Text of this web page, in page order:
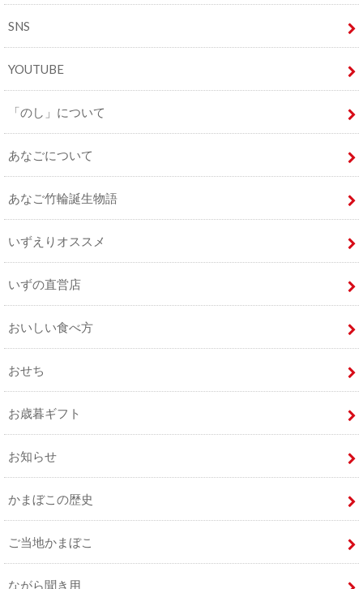
SNS
YOUTUBE
「のし」について
あなごについて
あなご竹輪誕生物語
いずえりオススメ
いずの直営店
おいしい食べ方
おせち
お歳暮ギフト
お知らせ
かまぼこの歴史
ご当地かまぼこ
ながら聞き用